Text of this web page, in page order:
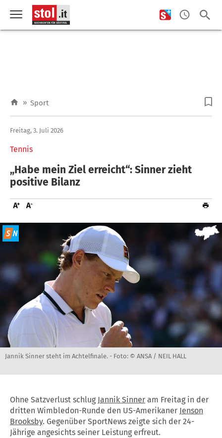
» Sport
Tennis
Freitag, 3. Juli 2026
„Habe mein Ziel erreicht“: Sinner zieht
positive Bilanz
Jannik Sinner steht im Achtelfinale. - Foto: © ANSA / NEIL HALL
Ohne Satzverlust schlug Jannik Sinner am Freitag in der
dritten Wimbledon-Runde den US-Amerikaner Jenson
Brooksby. Gegenüber SportNews zeigte sich der 24-
Jährige angesichts seiner Leistung erfreut.